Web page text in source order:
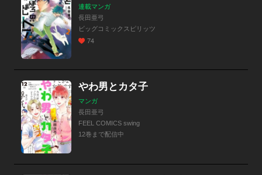
連載マンガ
長田亜弓
ビッグコミックスピリッツ
74
やわ男とカタ子
マンガ
長田亜弓
FEEL COMICS swing
12巻まで配信中